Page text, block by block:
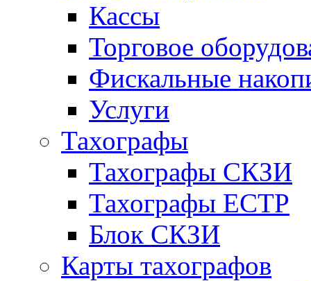
Кассы
Торговое
Фискальные
Услуги
Тахографы
Тахографы СКЗИ
Тахографы ЕСТР
Блок СКЗИ
Карты тахографов